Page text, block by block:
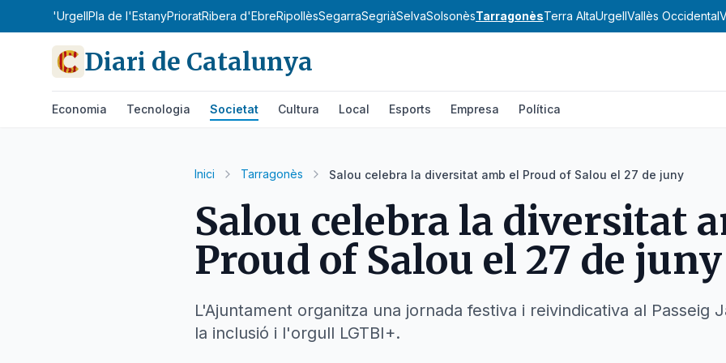
Pla d'UrgellPla de l'EstanyPrioratRibera d'EbreRipollèsSegarraSegriàSelvaSolsonèsTarragonèsTerra AltaUrgellVallès Occidental
Diari de Catalunya
Economia Tecnologia Societat Cultura Local Esports Empresa Política
Inici Tarragonès Salou celebra la diversitat amb el Proud of Salou el 27 de juny
Salou celebra la diversitat
Proud of Salou el 27 de juny
L'Ajuntament organitza una jornada festiva i reivindicativa al Passeig
la inclusió i l'orgull LGTBI+.